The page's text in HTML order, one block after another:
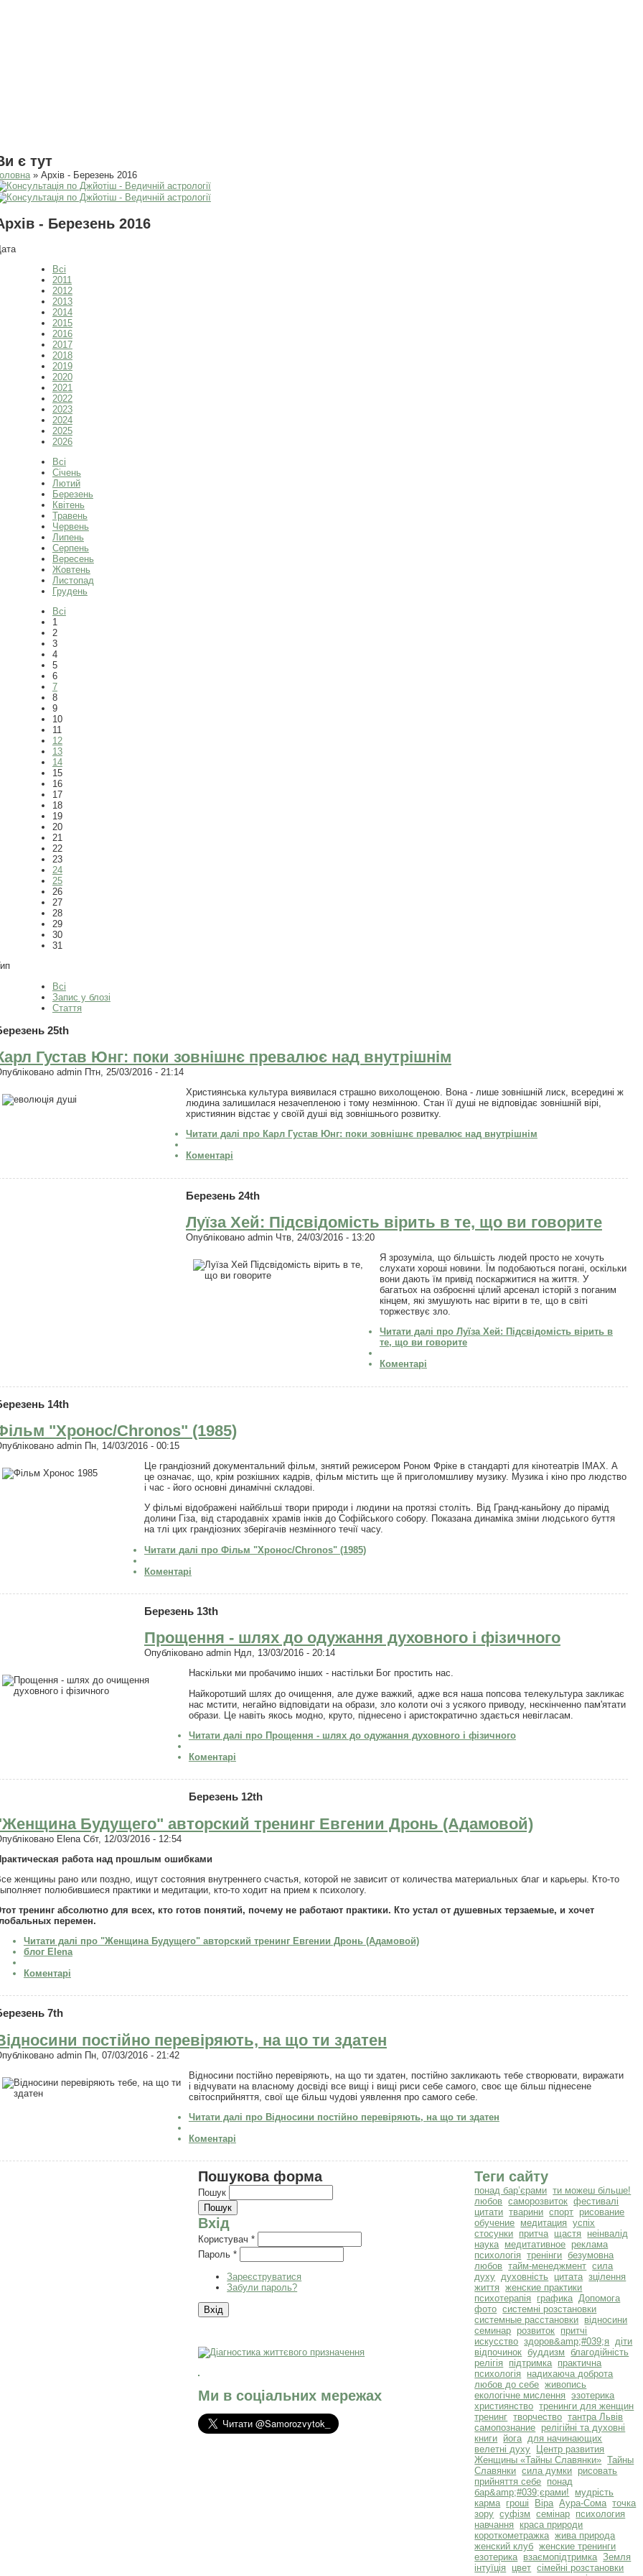
є тут
» Архів - Березень 2016
- Березень 2016
Всі
2011
2012
2013
2014
2015
2016
2017
2018
2019
2020
2021
2022
2023
2024
2025
2026
Всі
Січень
Лютий
Березень
Квітень
Травень
Червень
Липень
Серпень
Вересень
Жовтень
Листопад
Грудень
Всі
1
2
3
4
5
6
7
8
9
10
11
12
13
14
15
16
17
18
19
20
21
22
23
24
25
26
27
28
29
30
31
Всі
Запис у блозі
Стаття
25th
Густав Юнг: поки зовнішнє превалює над внутрішнім
adminПтн, 25/03/2016 - 21:14
Християнська культура виявилася страшно вихолощеною. Вона - лише зовнішній лиск, всередині ж
людина залишилася незачепленою і тому незмінною. Стан її душі не відповідає зовнішній вірі,
християнин відстає у своїй душі від зовнішнього розвитку.
Читати далі про Карл Густав Юнг: поки зовнішнє превалює над внутрішнім
Коментарі
Березень 24th
Луїза Хей: Підсвідомість вірить в те, що ви говорите
Опубліковано adminЧтв, 24/03/2016 - 13:20
Я зрозуміла, що більшість людей просто не хочуть
слухати хороші новини. Їм подобаються погані, оскільки
вони дають їм привід поскаржитися на життя. У
багатьох на озброєнні цілий арсенал історій з поганим
кінцем, які змушують нас вірити в те, що в світі
торжествує зло.
Читати далі про Луїза Хей: Підсвідомість вірить в
те, що ви говорите
Коментарі
14th
"Хронос/Chronos" (1985)
adminПн, 14/03/2016 - 00:15
Це грандіозний документальний фільм, знятий режисером Роном Фріке в стандарті для кінотеатрів IMAX. А
це означає, що, крім розкішних кадрів, фільм містить ще й приголомшливу музику. Музика і кіно про людство
і час - його основні динамічні складові.
У фільмі відображені найбільші твори природи і людини на протязі століть. Від Гранд-каньйону до пірамід
долини Гіза, від стародавніх храмів інків до Софійського собору. Показана динаміка зміни людського буття
на тлі цих грандіозних зберігачів незмінного течії часу.
Читати далі про Фільм "Хронос/Chronos" (1985)
Коментарі
Березень 13th
Прощення - шлях до одужання духовного і фізичного
Опубліковано adminНдл, 13/03/2016 - 20:14
Наскільки ми пробачимо інших - настільки Бог простить нас.
Найкоротший шлях до очищення, але дуже важкий, адже вся наша попсова телекультура закликає
нас мстити, негайно відповідати на образи, зло колоти очі з усякого приводу, нескінченно пам'ятати
образи. Це навіть якось модно, круто, піднесено і аристократично здається невігласам.
Читати далі про Прощення - шлях до одужання духовного і фізичного
Коментарі
Березень 12th
Будущего" авторский тренинг Евгении Дронь (Адамовой)
ElenaСбт, 12/03/2016 - 12:54
работа над прошлым ошибками
женщины рано или поздно, ищут состояния внутреннего счастья, которой не зависит от количества материальных благ и карьеры. Кто-то
полюбившиеся практики и медитации, кто-то ходит на прием к психологу.
тренинг абсолютно для всех, кто готов понятий, почему не работают практики. Кто устал от душевных терзаемые, и хочет
перемен.
Читати далі про "Женщина Будущего" авторский тренинг Евгении Дронь (Адамовой)
блог Elena
Коментарі
7th
постійно перевіряють, на що ти здатен
adminПн, 07/03/2016 - 21:42
Відносини постійно перевіряють, на що ти здатен, постійно закликають тебе створювати, виражати
і відчувати на власному досвіді все вищі і вищі риси себе самого, своє ще більш піднесене
світосприйняття, свої ще більш чудові уявлення про самого себе.
Читати далі про Відносини постійно перевіряють, на що ти здатен
Коментарі
Пошукова форма
Пошук
Вхід
Користувач*
Пароль*
Зареєструватися
Забули пароль?
Ми в соціальних мережах
Теги сайту
понад бар’єрами ти можеш більше!
любов саморозвиток фестивалі
цитати тварини спорт рисование
обучение медитация
успіх
стосунки притча щастя
неінвалід
наука медитативное реклама
психологія
тренінги безумовна
любов тайм-менеджмент сила
духу духовність цитата зцілення
життя
женские практики
психотерапія
графика Допомога
фото системні розстановки
системные расстановки відносини
семинар розвиток притчі
искусство здоров&amp;#039;я
діти
відпочинок буддизм
благодійність
релігія
підтримка практична
психологія
надихаюча доброта
любов до себе живопись
екологічне мислення
эзотерика
християнство тренинги для женщин
тренинг творчество тантра Львів
самопознание релігійні та духовні
книги йога для начинающих
велетні духу
Центр развития
Женщины «Тайны Славянки» Тайны
Славянки сила думки рисовать
прийняття себе понад
бар&amp;#039;єрами!
мудрість
карма гроші Віра Аура-Сома точка
зору суфізм семінар психология
навчання
краса природи
короткометражка жива природа
женский клуб женские тренинги
езотерика взаємопідтримка Земля
інтуїція
цвет сімейні розстановки